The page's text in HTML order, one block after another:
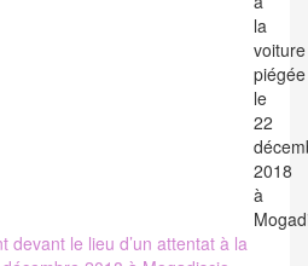
devant le lieu d’un attentat à la